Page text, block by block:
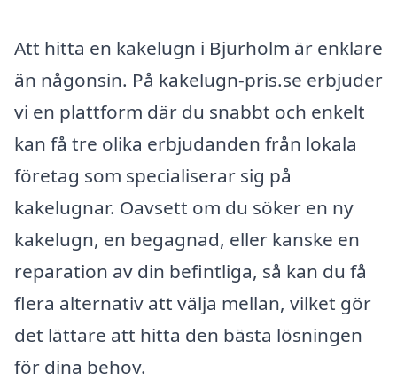
Att hitta en kakelugn i Bjurholm är enklare
än någonsin. På kakelugn-pris.se erbjuder
vi en plattform där du snabbt och enkelt
kan få tre olika erbjudanden från lokala
företag som specialiserar sig på
kakelugnar. Oavsett om du söker en ny
kakelugn, en begagnad, eller kanske en
reparation av din befintliga, så kan du få
flera alternativ att välja mellan, vilket gör
det lättare att hitta den bästa lösningen
för dina behov.